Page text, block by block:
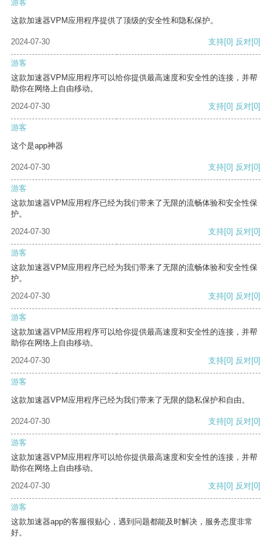
游客
这款加速器VPM应用程序提供了顶级的安全性和隐私保护。
2024-07-30 支持[0] 反对[0]
游客
这款加速器VPM应用程序可以给你提供最高速度和安全性的连接，并帮
助你在网络上自由移动。
2024-07-30
支持[0] 反对[0]
游客
这个是app神器
2024-07-30 支持[0] 反对[0]
游客
这款加速器VPM应用程序已经为我们带来了无限的流畅体验和安全性保
护。
2024-07-30
支持[0] 反对[0]
游客
这款加速器VPM应用程序已经为我们带来了无限的流畅体验和安全性保
护。
2024-07-30
支持[0] 反对[0]
游客
这款加速器VPM应用程序可以给你提供最高速度和安全性的连接，并帮
助你在网络上自由移动。
2024-07-30
支持[0] 反对[0]
游客
这款加速器VPM应用程序已经为我们带来了无限的隐私保护和自由。
2024-07-30 支持[0] 反对[0]
游客
这款加速器VPM应用程序可以给你提供最高速度和安全性的连接，并帮
助你在网络上自由移动。
2024-07-30
支持[0] 反对[0]
游客
这款加速器app的客服很贴心，遇到问题都能及时解决，服务态度非常
好。